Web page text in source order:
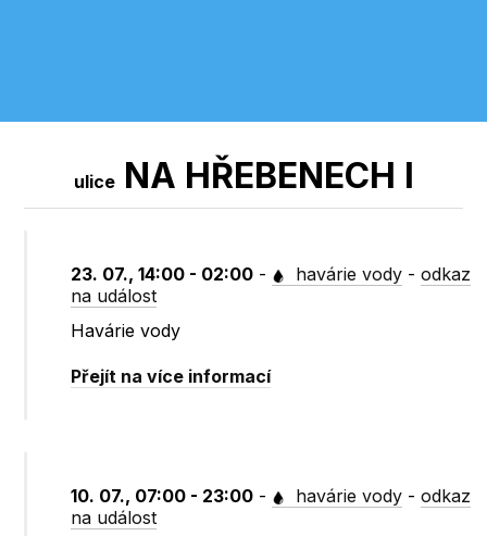
uliceNA HŘEBENECH I
23. 07., 14:00 - 02:00 - havárie vody -odkaz
na událost
Havárie vody
Přejít na více informací
10. 07., 07:00 - 23:00 - havárie vody -odkaz
na událost